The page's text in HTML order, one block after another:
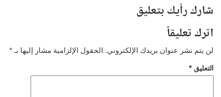
شارك رأيك بتعليق
اترك تعليقاً
لن يتم نشر عنوان بريدك الإلكتروني. الحقول الإلزامية مشار إليها بـ *
التعليق *